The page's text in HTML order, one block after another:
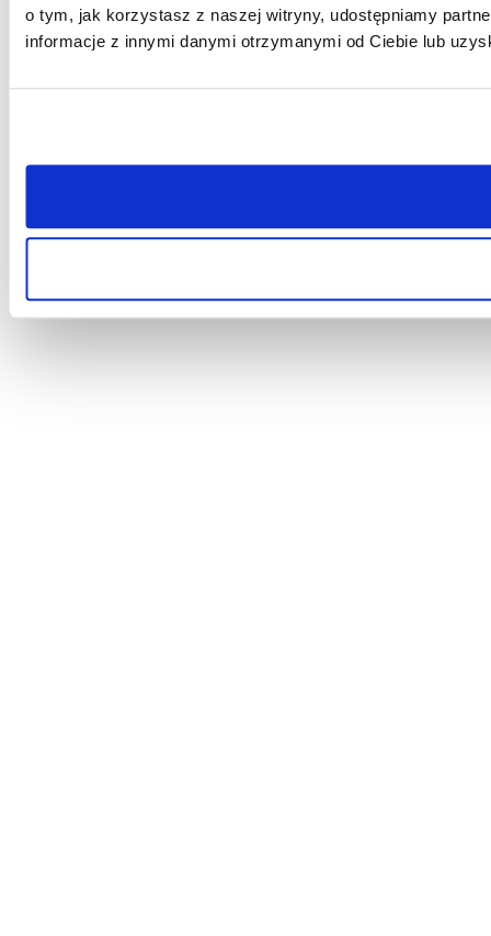
o tym, jak korzystasz z naszej witryny, udostępniamy
informacje z innymi danymi otrzymanymi od Ciebie lub